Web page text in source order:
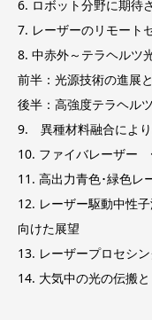
6. ロボット分野に期待
7. レーザーのリモート
8. 中赤外～テラヘルツ
前半：光源技術の進展
後半：高強度テラヘル
9. 異種材料融合により
10. ファイバレーザー
11. 高出力青色･緑色レ
12. レーザー駆動中性
向けた展望
13. レーザープロセシ
14. 大気中の光の伝搬